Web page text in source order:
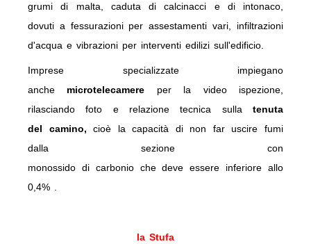
grumi di malta, caduta di calcinacci e di intonaco,
dovuti a fessurazioni per assestamenti vari, infiltrazioni
d'acqua e vibrazioni per interventi edilizi sull'edificio.
Imprese specializzate impiegano
anche microtelecamere per la video ispezione,
rilasciando foto e relazione tecnica sulla tenuta
del camino,cioè la capacità di non far uscire fumi
dalla sezione con
monossido di carbonio che deve essere inferiore allo
0,4% .
la Stufa